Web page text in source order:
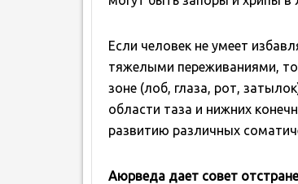
Если человек не умеет
тяжелыми переживаниями,
зоне (лоб, глаза, рот,
области таза и нижних
развитию различных
Аюрведа дает совет